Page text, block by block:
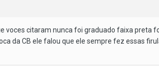
citaram nunca foi graduado faixa preta
da CB ele falou que ele sempre fez essas